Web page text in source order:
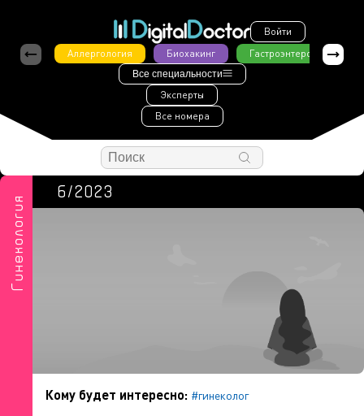
Войти
Аллергология
Биохакинг Гастроэнтерология
Все специальности
Эксперты
Все номера
Гинекология
6/2023
Кому будет интересно: #гинеколог